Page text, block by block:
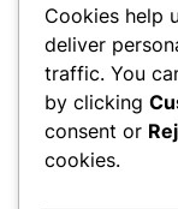
NAME*
Cookies help
deliver
traffic. You
by clicking
consent or
cookies.